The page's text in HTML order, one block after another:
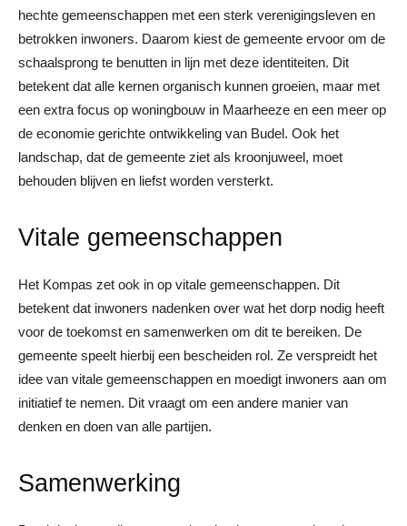
hechte gemeenschappen met een sterk verenigingsleven en
betrokken inwoners. Daarom kiest de gemeente ervoor om de
schaalsprong te benutten in lijn met deze identiteiten. Dit
betekent dat alle kernen organisch kunnen groeien, maar met
een extra focus op woningbouw in Maarheeze en een meer op
de economie gerichte ontwikkeling van Budel. Ook het
landschap, dat de gemeente ziet als kroonjuweel, moet
behouden blijven en liefst worden versterkt.
Vitale gemeenschappen
Het Kompas zet ook in op vitale gemeenschappen. Dit
betekent dat inwoners nadenken over wat het dorp nodig heeft
voor de toekomst en samenwerken om dit te bereiken. De
gemeente speelt hierbij een bescheiden rol. Ze verspreidt het
idee van vitale gemeenschappen en moedigt inwoners aan om
initiatief te nemen. Dit vraagt om een andere manier van
denken en doen van alle partijen.
Samenwerking